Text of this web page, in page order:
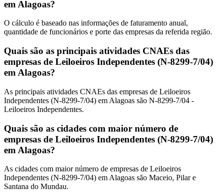
em Alagoas?
O cálculo é baseado nas informações de faturamento anual,
quantidade de funcionários e porte das empresas da referida região.
Quais são as principais atividades CNAEs das
empresas de Leiloeiros Independentes (N-8299-7/04)
em Alagoas?
As principais atividades CNAEs das empresas de Leiloeiros
Independentes (N-8299-7/04) em Alagoas são N-8299-7/04 -
Leiloeiros Independentes.
Quais são as cidades com maior número de
empresas de Leiloeiros Independentes (N-8299-7/04)
em Alagoas?
As cidades com maior número de empresas de Leiloeiros
Independentes (N-8299-7/04) em Alagoas são Maceio, Pilar e
Santana do Mundau.